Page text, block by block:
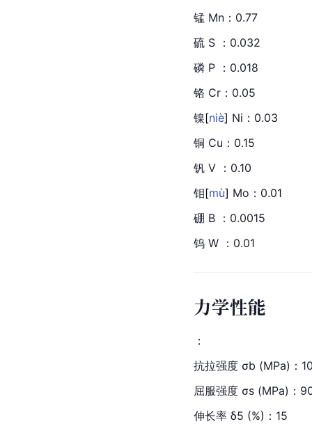
锰 Mn：0.77
硫 S ：0.032
磷 P ：0.018
铬 Cr：0.05
镍[niè] Ni：0.03
铜 Cu：0.15
钒 V ：0.10
钼[mù] Mo：0.01
硼 B ：0.0015
钨 W ：0.01
力学性能
：
抗拉强度 σb (MPa)：
屈服强度 σs (MPa)：
伸长率 δ5 (%)：15